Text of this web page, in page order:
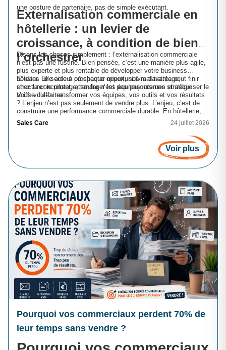
une posture de partenaire, pas de simple exécutant.
Externalisation commerciale en
hôtellerie : un levier de
croissance, à condition de bien
l’orchestrer
Disons les choses simplement : l’externalisation commerciale
n’est pas une rustine. Bien pensée, c’est une manière plus agile,
plus experte et plus rentable de développer votre business
hôtelier. Elle aide à prospecter mieux, suivre davantage,
structurer le pilotage, soulager les équipes internes et sécuriser le
chiffre d’affaires.
Et dans un secteur où chaque opportunité mal traitée peut finir
chez le concurrent, attendre n’est pas toujours une stratégie.
Vous voulez transformer vos équipes, vos outils et vos résultats
? L’enjeu n’est pas seulement de vendre plus. L’enjeu, c’est de
construire une performance commerciale durable. En hôtellerie,
c’est souvent là que la différence se joue.
Sales Care 24 juillet 2026
Voir plus
Pourquoi vos commerciaux perdent 70% de
leur temps sans vendre ?